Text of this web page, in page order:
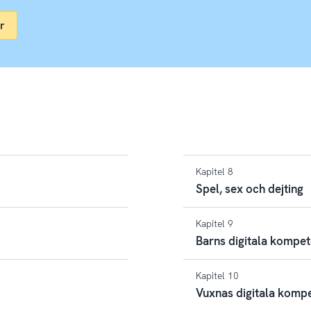
Kapitel 8
Spel, sex och dejting
Kapitel 9
Barns digitala
Kapitel 10
Vuxnas digitala